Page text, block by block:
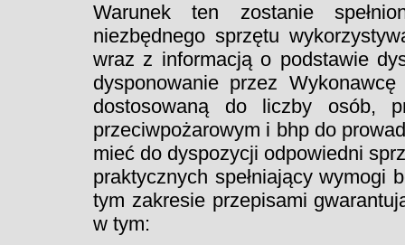
Warunek ten zostanie
niezbędnego sprzętu
wraz z informacją o podstawie
dysponowanie przez
dostosowaną do liczby osób,
przeciwpożarowym i bhp do
mieć do dyspozycji odpowiedni
praktycznych spełniający wymogi
tym zakresie przepisami
w tym: